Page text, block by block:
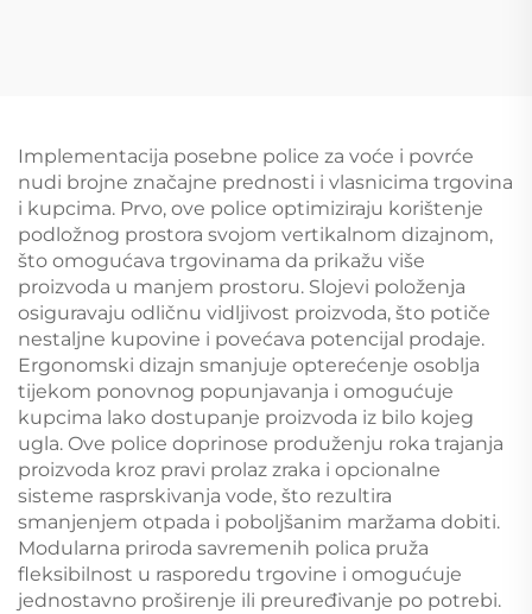
Implementacija posebne police za voće i povrće
nudi brojne značajne prednosti i vlasnicima trgovina
i kupcima. Prvo, ove police optimiziraju korištenje
podložnog prostora svojom vertikalnom dizajnom,
što omogućava trgovinama da prikažu više
proizvoda u manjem prostoru. Slojevi položenja
osiguravaju odličnu vidljivost proizvoda, što potiče
nestaljne kupovine i povećava potencijal prodaje.
Ergonomski dizajn smanjuje opterećenje osoblja
tijekom ponovnog popunjavanja i omogućuje
kupcima lako dostupanje proizvoda iz bilo kojeg
ugla. Ove police doprinose produženju roka trajanja
proizvoda kroz pravi prolaz zraka i opcionalne
sisteme rasprskivanja vode, što rezultira
smanjenjem otpada i poboljšanim maržama dobiti.
Modularna priroda savremenih polica pruža
fleksibilnost u rasporedu trgovine i omogućuje
jednostavno proširenje ili preuređivanje po potrebi.